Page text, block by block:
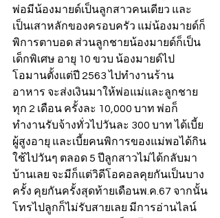
พ่อมีน้องมายด์เป็นลูกสาวคนเดียว และ
เป็นเสาหลักของครอบครัว แม่น้องมายด์ก็
พิการตาบอด ส่วนลูกชายน้องมายด์ก็เป็น
เด็กพิเศษ อายุ 10 ขวบ น้องมายด์ไป
โอมานตั้งแต่ปี 2563 ไปทำงานร้าน
อาหาร จะส่งเงินมาให้พ่อแม่และลูกชาย
ทุก 2 เดือน ครั้งละ 10,000 บาท พ่อก็
ทำงานรับจ้างทั่วไปวันละ 300 บาท ได้เบี้ย
ผู้สูงอายุ และเบี้ยคนพิการของแม่พอได้กิน
ใช้ไปวันๆ ตลอด 5 ปีลูกสาวไม่ได้กลับมา
บ้านเลย จะมีก็แต่วิดีโอคอลคุยกันเป็นบาง
ครั้ง คุยกันครั้งสุดท้ายเดือนพ.ค.67 จากนั้น
โทรไปลูกก็ไม่รับสายเลย มีการอ่านไลน์